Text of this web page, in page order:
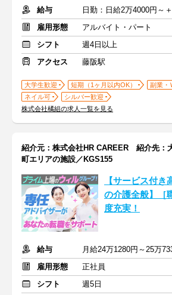
給与
雇用形態
アルバイト・パート
シフト
週4日以上
アクセス
藤阪駅
大学生歓迎 短期（1ヶ月以内OK）
副業・
ネイル可
シルバー歓迎
株式会社橘組の求人一覧を見る
紹介元：株式会社HR CAREER 紹介先：
町エリアの施設／KGS155
【サービス付き
の介護全般】［
度充実！
給与
月給24万1280円～25万
雇用形態
正社員
シフト
週5日